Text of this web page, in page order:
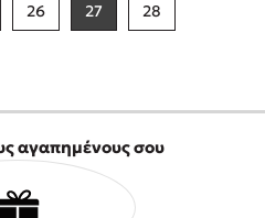
26 27 28
αγαπημένους σου